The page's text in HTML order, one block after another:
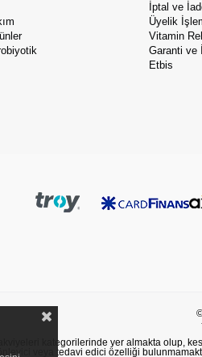
İptal ve
Üyelik
Vitamin
Garanti ve
Etbis
kategorilerinde yer almakta olup,
veya tedavi edici özelliği